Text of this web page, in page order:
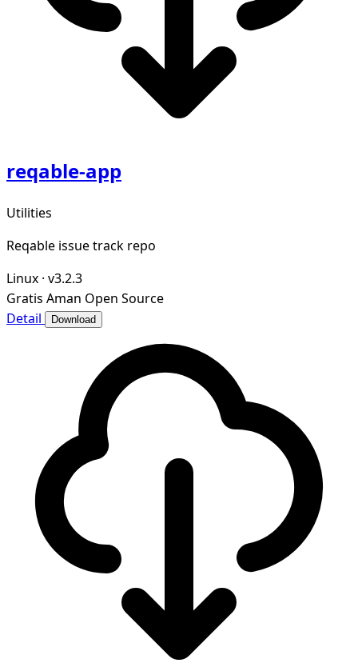
reqable-app
Utilities
Reqable issue track repo
Linux · v3.2.3
Gratis Aman Open Source
Detail
Download